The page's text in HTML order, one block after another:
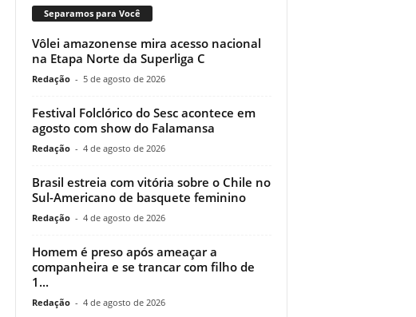
Separamos para Você
Vôlei amazonense mira acesso nacional
na Etapa Norte da Superliga C
Redação - 5 de agosto de 2026
Festival Folclórico do Sesc acontece em
agosto com show do Falamansa
Redação - 4 de agosto de 2026
Brasil estreia com vitória sobre o Chile no
Sul-Americano de basquete feminino
Redação - 4 de agosto de 2026
Homem é preso após ameaçar a
companheira e se trancar com filho de
1...
Redação - 4 de agosto de 2026